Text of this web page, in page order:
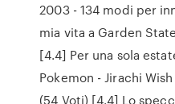
2003 - 134 modi per
mia vita a Garden
[4.4] Per una sola
Pokemon - Jirachi
(54 Voti) [4.4] Lo